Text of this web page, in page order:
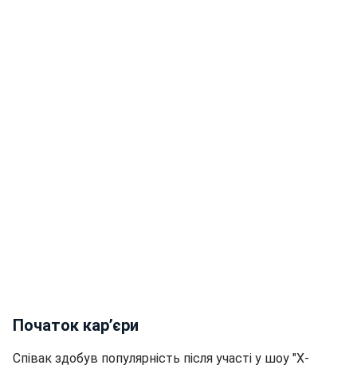
Початок кар’єри
Співак здобув популярність після участі у шоу "Х-